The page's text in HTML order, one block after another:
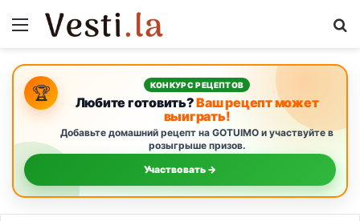
Menu
🏆 КОНКУРС РЕЦЕПТОВ
Любите готовить?Ваш рецепт может
выиграть!
Добавьте домашний рецепт на GOTUIMO и участвуйте в
розыгрыше призов.
Участвовать →